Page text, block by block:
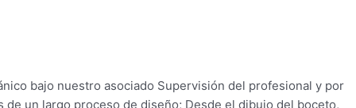
bajo nuestro asociado Supervisión del profesional y por
de un largo proceso de diseño; Desde el dibujo del boceto,